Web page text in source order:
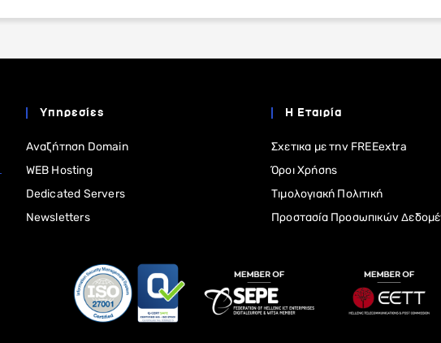
Υπηρεσίες
Αναζήτηση Domain
WEB Hosting
Dedicated Servers
Newsletters
Η Εταιρία
Σχετικα με την FREEextra
Όροι Χρήσης
Τιμολογιακή Πολιτική
Προστασία Προσωπικών